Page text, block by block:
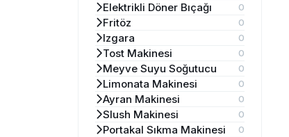
Elektrikli Döner Bıçağı 0
Fritöz 0
Izgara 0
Tost Makinesi 0
Meyve Suyu Soğutucu 0
Limonata Makinesi 0
Ayran Makinesi 0
Slush Makinesi 0
Portakal Sıkma Makinesi 0